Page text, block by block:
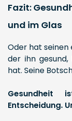
Fazit:
und im Glas
Oder hat seinen
der ihn
hat. Seine
Entscheidung.